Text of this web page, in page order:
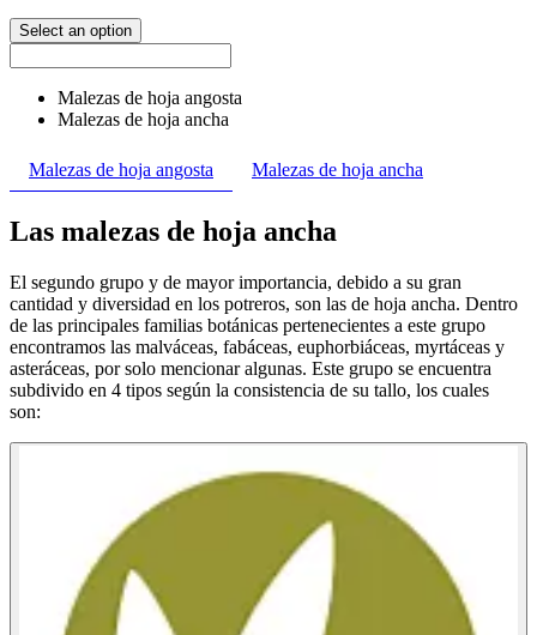
Select an option
Malezas de hoja angosta
Malezas de hoja ancha
Malezas de hoja angosta Malezas de hoja ancha
Las malezas de hoja ancha
El segundo grupo y de mayor importancia, debido a su gran
cantidad y diversidad en los potreros, son las de hoja ancha. Dentro
de las principales familias botánicas pertenecientes a este grupo
encontramos las malváceas, fabáceas, euphorbiáceas, myrtáceas y
asteráceas, por solo mencionar algunas. Este grupo se encuentra
subdivido en 4 tipos según la consistencia de su tallo, los cuales
son: